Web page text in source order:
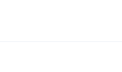
成交供应商名称、联系地址及成交金